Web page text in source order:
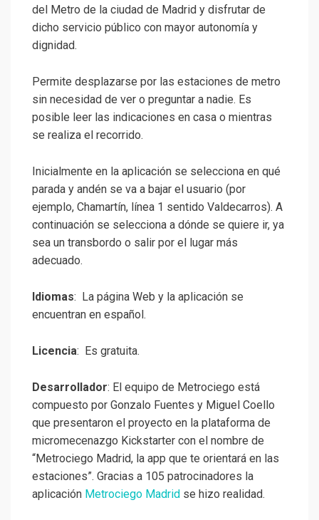
del Metro de la ciudad de Madrid y disfrutar de
dicho servicio público con mayor autonomía y
dignidad.
Permite desplazarse por las estaciones de metro
sin necesidad de ver o preguntar a nadie. Es
posible leer las indicaciones en casa o mientras
se realiza el recorrido.
Inicialmente en la aplicación se selecciona en qué
parada y andén se va a bajar el usuario (por
ejemplo, Chamartín, línea 1 sentido Valdecarros). A
continuación se selecciona a dónde se quiere ir, ya
sea un transbordo o salir por el lugar más
adecuado.
Idiomas: La página Web y la aplicación se
encuentran en español.
Licencia: Es gratuita.
Desarrollador: El equipo de Metrociego está
compuesto por Gonzalo Fuentes y Miguel Coello
que presentaron el proyecto en la plataforma de
micromecenazgo Kickstarter con el nombre de
“Metrociego Madrid, la app que te orientará en las
estaciones”. Gracias a 105 patrocinadores la
aplicación Metrociego Madrid se hizo realidad.